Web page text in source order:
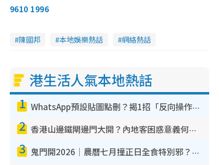
9610 1996
陳國邦 本地娛樂熱話 網絡熱話
港生活人氣本地熱話
1 WhatsApp預設貼圖點刪？揭1招「反向操作」還原簡潔介面 附3步實測教學
2 香港山邊鐵閘邊門大開？內地客困惑意義何在！網民神回覆：呢種叫法理性防禦
3 鬼門開2026｜農曆七月撞正日全食特別邪？專家警告切忌做一事！揭4大禁忌+2招保平安